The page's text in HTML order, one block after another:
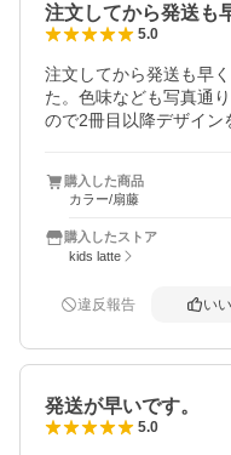
注文してから発送も
5.0
注文してから発送も早
た。色味なども写真通
ので2冊目以降デザイン
購入した商品
カラー/扇藤
購入したストア
kids latte
違反報告 い
発送が早いです。
5.0